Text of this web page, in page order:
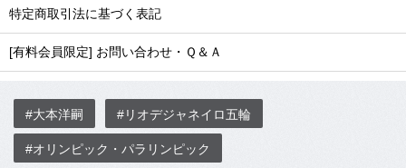
特定商取引法に基づく表記
[有料会員限定] お問い合わせ・Ｑ＆Ａ
#大本洋嗣 #リオデジャネイロ五輪
#オリンピック・パラリンピック